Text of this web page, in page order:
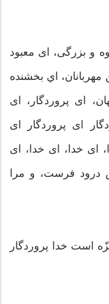
و بزرگى، اى معبود
مهربانان، اي بخشنده
اى پروردگار، اى
اى پروردگار اى
اى خدا، اى خدا، اى
درود فرست، و مرا
است خدا پروردگار